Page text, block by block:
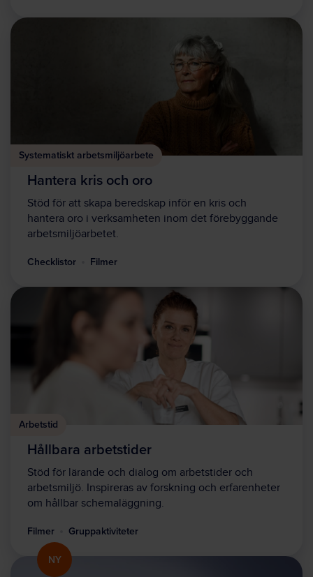
Systematiskt arbetsmiljöarbete
Hantera kris och oro
Stöd för att skapa beredskap inför en kris och
hantera oro i verksamheten inom det förebyggande
arbetsmiljöarbetet.
Checklistor Filmer
Arbetstid
Hållbara arbetstider
Stöd för lärande och dialog om arbetstider och
arbetsmiljö. Inspireras av forskning och erfarenheter
om hållbar schemaläggning.
Filmer Gruppaktiviteter
NY